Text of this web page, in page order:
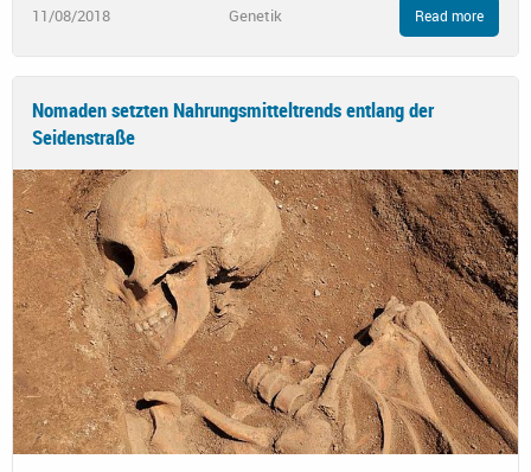
11/08/2018 Genetik Read more
Nomaden setzten Nahrungsmitteltrends entlang der
Seidenstraße